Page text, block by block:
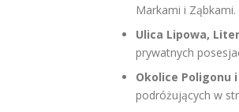
Markami i Ząbkami.
Ulica Lipowa,
prywatnych
Okolice Poligonu
podróżujących w